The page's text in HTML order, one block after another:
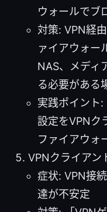
ウォールでブ
対策: VPN経
ァイアウォー
NAS、メディ
る必要がある
実践ポイント:
設定をVPNク
ファイアウォ
VPNクライアン
症状: VPN接
達が不安定